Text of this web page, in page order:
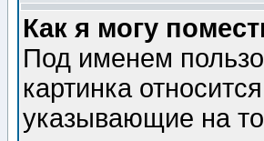
Как я могу
Под именем
картинка
указывающие на